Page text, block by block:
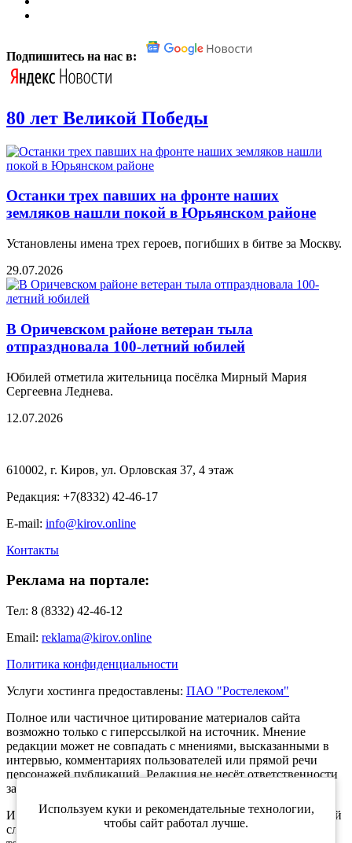
Подпишитесь на нас в:
80 лет Великой Победы
Останки трех павших на фронте наших
земляков нашли покой в Юрьянском районе
Установлены имена трех героев, погибших в битве за Москву.
29.07.2026
В Оричевском районе ветеран тыла
отпраздновала 100-летний юбилей
Юбилей отметила жительница посёлка Мирный Мария
Сергеевна Леднева.
12.07.2026
610002, г. Киров, ул. Орловская 37, 4 этаж
Редакция: +7(8332) 42-46-17
E-mail: info@kirov.online
Контакты
Реклама на портале:
Тел: 8 (8332) 42-46-12
Email: reklama@kirov.online
Политика конфиденциальности
Услуги хостинга предоставлены: ПАО "Ростелеком"
Полное или частичное цитирование материалов сайта
возможно только с гиперссылкой на источник. Мнение
редакции может не совпадать с мнениями, высказанными в
интервью, комментариях пользователей или прямой речи
персонажей публикаций. Редакция не несёт ответственности
за текст комментариев читателей.
Интернет-портал Kirov.online зарегистрирован в Федеральной
службе по надзору в сфере связи, информационных
Используем куки и рекомендательные технологии,
чтобы сайт работал лучше.